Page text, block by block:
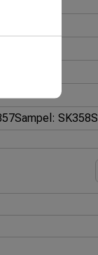
Sampel: SK358S